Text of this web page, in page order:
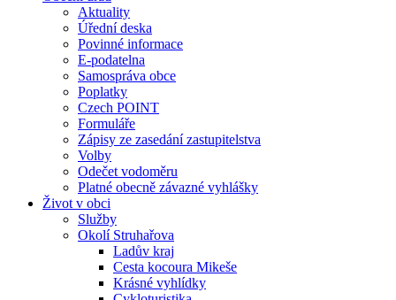
Aktuality
Úřední deska
Povinné informace
E-podatelna
Samospráva obce
Poplatky
Czech POINT
Formuláře
Zápisy ze zasedání zastupitelstva
Volby
Odečet vodoměru
Platné obecně závazné vyhlášky
Život v obci
Služby
Okolí Struhařova
Ladův kraj
Cesta kocoura Mikeše
Krásné vyhlídky